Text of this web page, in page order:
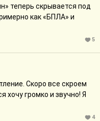
теперь скрывается под
как «БПЛА» и
5
Скоро все скроем
хочу громко и звучно! Я
4